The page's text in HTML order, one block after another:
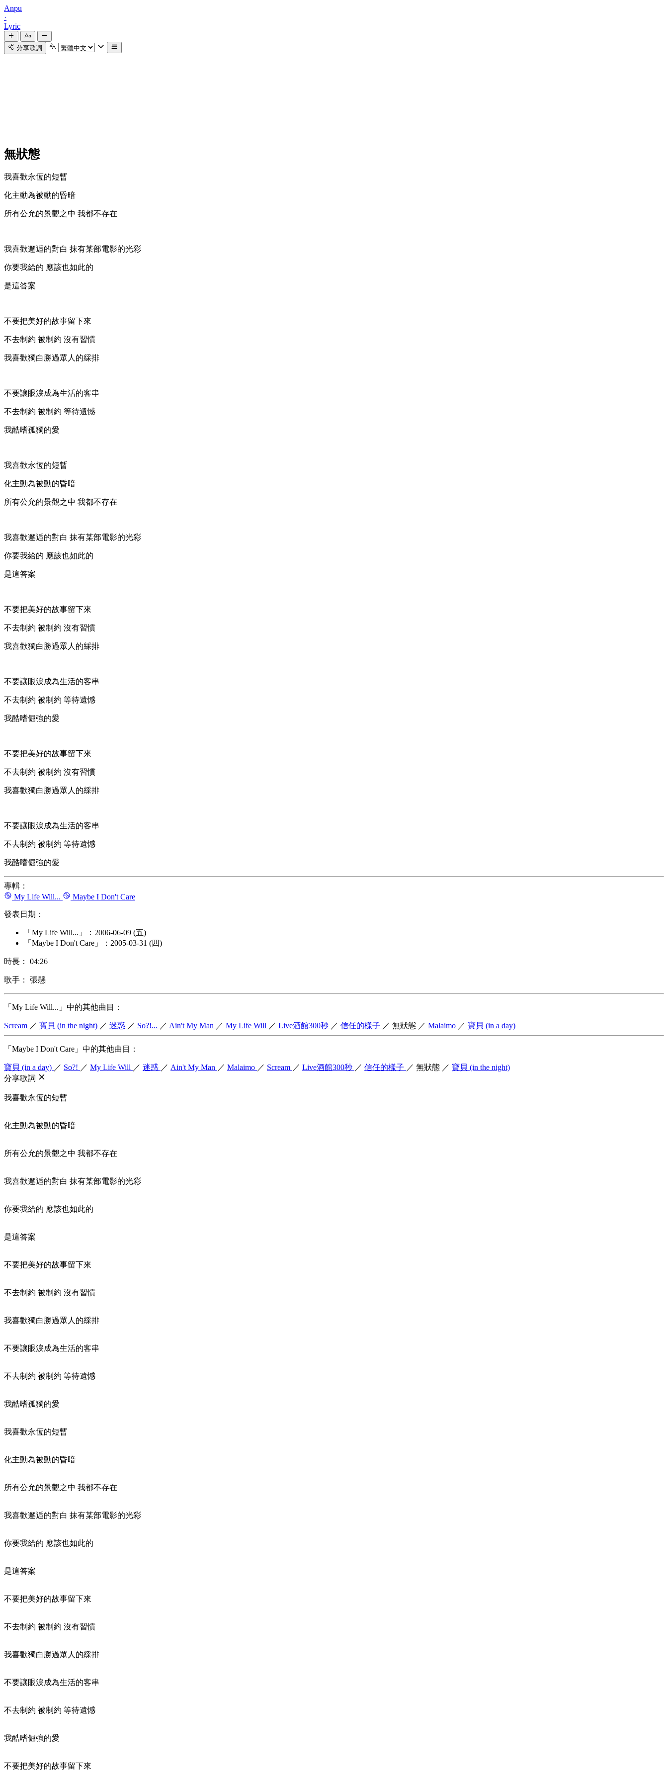
Anpu
·
Lyric
分享歌詞
無狀態
我喜歡永恆的短暫
化主動為被動的昏暗
所有公允的景觀之中 我都不存在
我喜歡邂逅的對白 抹有某部電影的光彩
你要我給的 應該也如此的
是這答案
不要把美好的故事留下來
不去制約 被制約 沒有習慣
我喜歡獨白勝過眾人的綵排
不要讓眼淚成為生活的客串
不去制約 被制約 等待遺憾
我酷嗜孤獨的愛
我喜歡永恆的短暫
化主動為被動的昏暗
所有公允的景觀之中 我都不存在
我喜歡邂逅的對白 抹有某部電影的光彩
你要我給的 應該也如此的
是這答案
不要把美好的故事留下來
不去制約 被制約 沒有習慣
我喜歡獨白勝過眾人的綵排
不要讓眼淚成為生活的客串
不去制約 被制約 等待遺憾
我酷嗜倔強的愛
不要把美好的故事留下來
不去制約 被制約 沒有習慣
我喜歡獨白勝過眾人的綵排
不要讓眼淚成為生活的客串
不去制約 被制約 等待遺憾
我酷嗜倔強的愛
專輯：
My Life Will...
Maybe I Don't Care
發表日期：
「My Life Will...」：2006-06-09 (五)
「Maybe I Don't Care」：2005-03-31 (四)
時長： 04:26
歌手： 張懸
「My Life Will...」中的其他曲目：
Scream ／ 寶貝 (in the night) ／ 迷惑 ／ So?!... ／ Ain't My Man ／ My Life Will ／ Live酒館300秒 ／ 信任的樣子 ／ 無狀態 ／ Malaimo ／ 寶貝 (in a day)
「Maybe I Don't Care」中的其他曲目：
寶貝 (in a day) ／ So?! ／ My Life Will ／ 迷惑 ／ Ain't My Man ／ Malaimo ／ Scream ／ Live酒館300秒 ／ 信任的樣子 ／ 無狀態 ／ 寶貝 (in the night)
分享歌詞
我喜歡永恆的短暫
化主動為被動的昏暗
所有公允的景觀之中 我都不存在
我喜歡邂逅的對白 抹有某部電影的光彩
你要我給的 應該也如此的
是這答案
不要把美好的故事留下來
不去制約 被制約 沒有習慣
我喜歡獨白勝過眾人的綵排
不要讓眼淚成為生活的客串
不去制約 被制約 等待遺憾
我酷嗜孤獨的愛
我喜歡永恆的短暫
化主動為被動的昏暗
所有公允的景觀之中 我都不存在
我喜歡邂逅的對白 抹有某部電影的光彩
你要我給的 應該也如此的
是這答案
不要把美好的故事留下來
不去制約 被制約 沒有習慣
我喜歡獨白勝過眾人的綵排
不要讓眼淚成為生活的客串
不去制約 被制約 等待遺憾
我酷嗜倔強的愛
不要把美好的故事留下來